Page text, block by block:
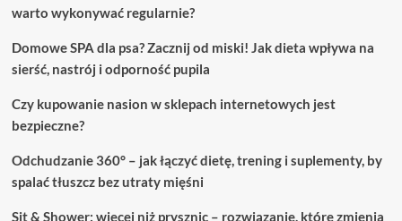
warto wykonywać regularnie?
Domowe SPA dla psa? Zacznij od miski! Jak dieta wpływa na
sierść, nastrój i odporność pupila
Czy kupowanie nasion w sklepach internetowych jest
bezpieczne?
Odchudzanie 360° – jak łączyć dietę, trening i suplementy, by
spalać tłuszcz bez utraty mięśni
Sit & Shower: więcej niż prysznic – rozwiązanie, które zmienia